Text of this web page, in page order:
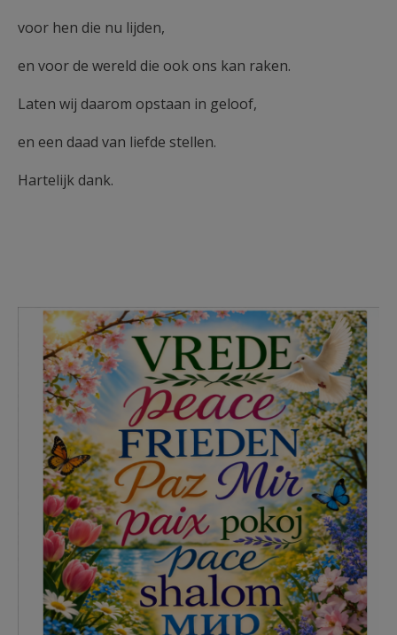
voor hen die nu lijden,
en voor de wereld die ook ons kan raken.
Laten wij daarom opstaan in geloof,
en een daad van liefde stellen.
Hartelijk dank.